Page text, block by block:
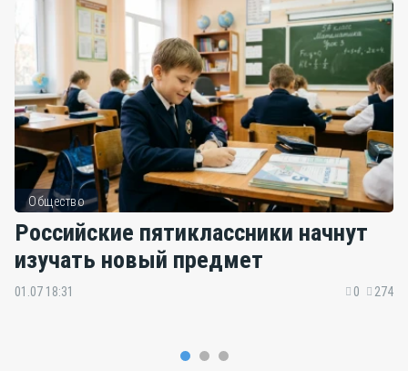
Общество
Российские пятиклассники начнут
изучать новый предмет
01.07 18:31 0 274